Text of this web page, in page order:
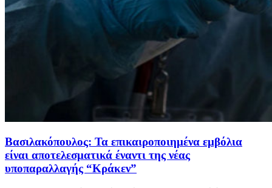
Βασιλακόπουλος: Τα επικαιροποιημένα εμβόλια
είναι αποτελεσματικά έναντι της νέας
υποπαραλλαγής “Κράκεν”